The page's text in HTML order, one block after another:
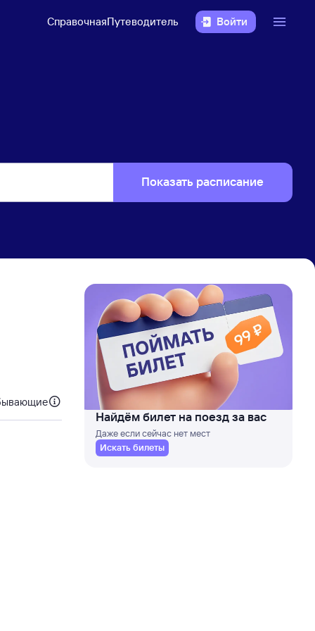
СправочнаяПутеводитель Войти
Показать расписание
Найдём билет на поезд за вас
Даже если сейчас нет мест
Искать билеты